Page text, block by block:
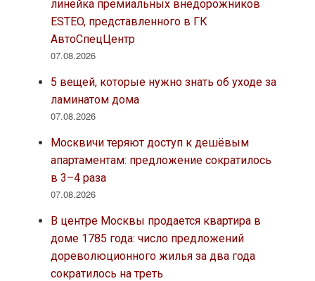
линейка премиальных внедорожников
ESTEO, представленного в ГК
АвтоСпецЦентр
07.08.2026
5 вещей, которые нужно знать об уходе за
ламинатом дома
07.08.2026
Москвичи теряют доступ к дешёвым
апартаментам: предложение сократилось
в 3–4 раза
07.08.2026
В центре Москвы продается квартира в
доме 1785 года: число предложений
дореволюционного жилья за два года
сократилось на треть